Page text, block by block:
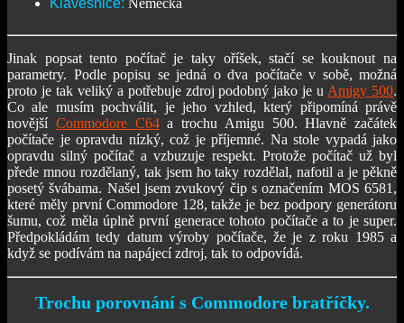
Jinak popsat tento počítač je taky oříšek, stačí se kouknout na
parametry. Podle popisu se jedná o dva počítače v sobě, možná
proto je tak veliký a potřebuje zdroj podobný jako je u Amigy 500.
Co ale musím pochválit, je jeho vzhled, který připomíná právě
novější Commodore C64a trochu Amigu 500. Hlavně začátek
počítače je opravdu nízký, což je příjemné. Na stole vypadá jako
opravdu silný počítač a vzbuzuje respekt. Protože počítač už byl
přede mnou rozdělaný, tak jsem ho taky rozdělal, nafotil a je pěkně
posetý švábama. Našel jsem zvukový čip s označením MOS 6581,
které měly první Commodore 128, takže je bez podpory generátoru
šumu, což měla úplně první generace tohoto počítače a to je super.
Předpokládám tedy datum výroby počítače, že je z roku 1985 a
když se podívám na napájecí zdroj, tak to odpovídá.
Trochu porovnání s Commodore bratříčky.